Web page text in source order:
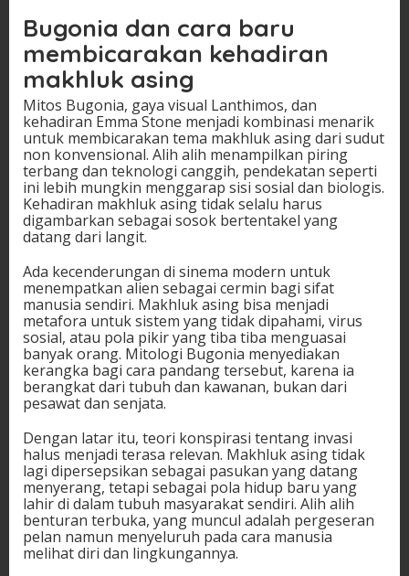
Bugonia dan cara baru
membicarakan kehadiran
makhluk asing
Mitos Bugonia, gaya visual Lanthimos, dan
kehadiran Emma Stone menjadi kombinasi menarik
untuk membicarakan tema makhluk asing dari sudut
non konvensional. Alih alih menampilkan piring
terbang dan teknologi canggih, pendekatan seperti
ini lebih mungkin menggarap sisi sosial dan biologis.
Kehadiran makhluk asing tidak selalu harus
digambarkan sebagai sosok bertentakel yang
datang dari langit.
Ada kecenderungan di sinema modern untuk
menempatkan alien sebagai cermin bagi sifat
manusia sendiri. Makhluk asing bisa menjadi
metafora untuk sistem yang tidak dipahami, virus
sosial, atau pola pikir yang tiba tiba menguasai
banyak orang. Mitologi Bugonia menyediakan
kerangka bagi cara pandang tersebut, karena ia
berangkat dari tubuh dan kawanan, bukan dari
pesawat dan senjata.
Dengan latar itu, teori konspirasi tentang invasi
halus menjadi terasa relevan. Makhluk asing tidak
lagi dipersepsikan sebagai pasukan yang datang
menyerang, tetapi sebagai pola hidup baru yang
lahir di dalam tubuh masyarakat sendiri. Alih alih
benturan terbuka, yang muncul adalah pergeseran
pelan namun menyeluruh pada cara manusia
melihat diri dan lingkungannya.